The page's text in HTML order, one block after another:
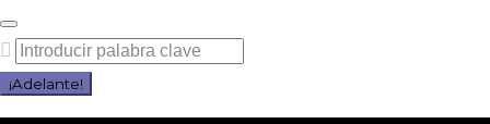
Saltar
al
contenido
Buscar
por:
¡Adelante!